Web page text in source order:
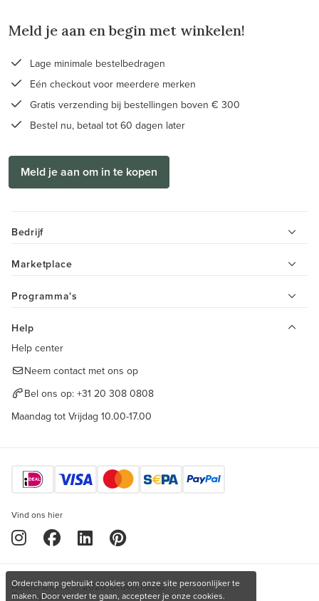
Meld je aan en begin met winkelen!
Lage minimale bestelbedragen
Eén checkout voor meerdere merken
Gratis verzending bij bestellingen boven € 300
Bestel nu, betaal tot 60 dagen later
Meld je aan om in te kopen
Bedrijf
Marketplace
Programma's
Help
Help center
Neem contact met ons op
Bel ons op: +31 20 308 0808
Maandag tot Vrijdag 10.00-17.00
Vind ons hier
Auteursrecht © 2026 Orderchamp
Privacybeleid
Orderchamp gebruikt cookies om onze site persoonlijker te
maken. Door verder te gaan, accepteer je onze cookies.